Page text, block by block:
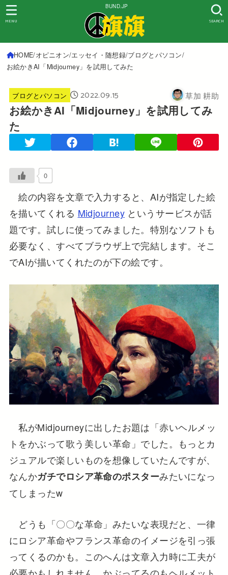
BUND.JP
SEARCH
MENU
HOME オピニオン エッセイ・随想録 ブログとパソコン
お絵かきAI「Midjourney」を試用してみた
ブログとパソコン 2022.09.15 草加 耕助
お絵かきAI「Midjourney」を試用してみ
た
0
絵の内容を文章で入力すると、AIが指定した絵
を描いてくれる Midjourney というサービスが話
題です。試しに使ってみました。特別なソフトも
必要なく、すべてブラウザ上で完結します。そこ
でAIが描いてくれたのが下の絵です。
私がMidjourneyに出したお題は「赤いヘルメッ
トをかぶって歌う美しい革命」でした。もっとカ
ジュアルで楽しいものを想像していたんですが、
なんかガチでロシア革命のポスターみたいになっ
てしまったw
どうも「〇〇な革命」みたいな表現だと、一律
にロシア革命やフランス革命のイメージを引っ張
ってくるのかも。このへんは文章入力時に工夫が
必要かもしれません。かぶってるのもヘルメット